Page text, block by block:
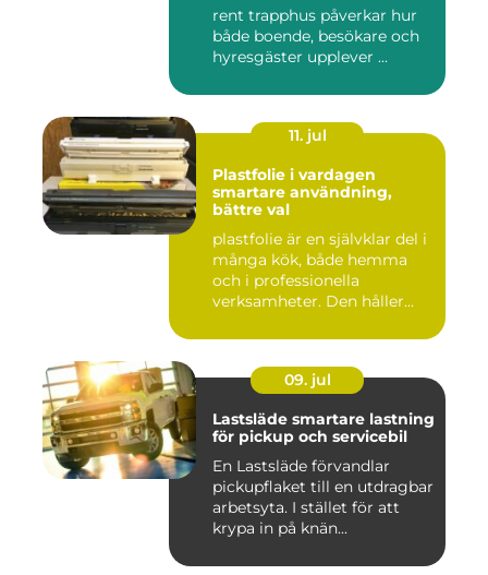
rent trapphus påverkar hur
både boende, besökare och
hyresgäster upplever ...
11. jul
Plastfolie i vardagen
smartare användning,
bättre val
plastfolie är en självklar del i
många kök, både hemma
och i professionella
verksamheter. Den håller...
09. jul
Lastsläde smartare lastning
för pickup och servicebil
En Lastsläde förvandlar
pickupflaket till en utdragbar
arbetsyta. I stället för att
krypa in på knän...